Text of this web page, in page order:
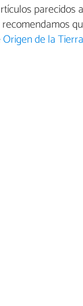
parecidos a
recomendamos
Origen de la Tierra